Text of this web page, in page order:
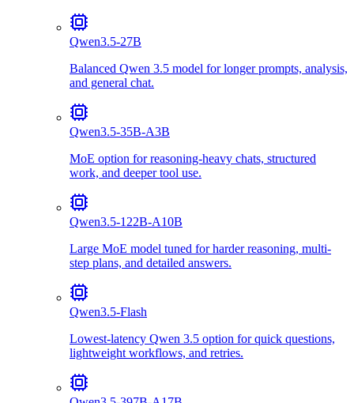
Qwen3.5-27B
Balanced Qwen 3.5 model for longer prompts, analysis,
and general chat.
Qwen3.5-35B-A3B
MoE option for reasoning-heavy chats, structured
work, and deeper tool use.
Qwen3.5-122B-A10B
Large MoE model tuned for harder reasoning, multi-
step plans, and detailed answers.
Qwen3.5-Flash
Lowest-latency Qwen 3.5 option for quick questions,
lightweight workflows, and retries.